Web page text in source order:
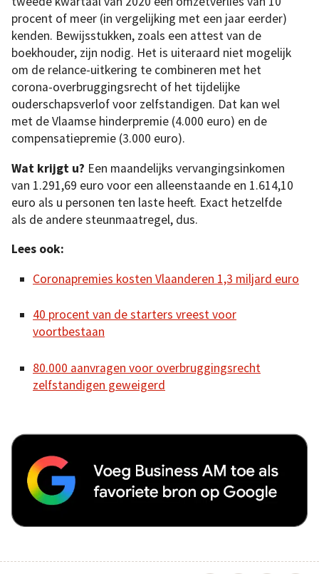
procent of meer (in vergelijking met een jaar eerder)
kenden. Bewijsstukken, zoals een attest van de
boekhouder, zijn nodig. Het is uiteraard niet mogelijk
om de relance-uitkering te combineren met het
corona-overbruggingsrecht of het tijdelijke
ouderschapsverlof voor zelfstandigen. Dat kan wel
met de Vlaamse hinderpremie (4.000 euro) en de
compensatiepremie (3.000 euro).
Wat krijgt u? Een maandelijks vervangingsinkomen
van 1.291,69 euro voor een alleenstaande en 1.614,10
euro als u personen ten laste heeft. Exact hetzelfde
als de andere steunmaatregel, dus.
Lees ook:
Coronapremies kosten Vlaanderen 1,3 miljard euro
40 procent van de starters vreest voor
voortbestaan
80.000 aanvragen voor overbruggingsrecht
zelfstandigen geweigerd